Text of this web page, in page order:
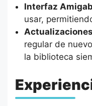
Interfaz
usar,
regular de
la biblioteca